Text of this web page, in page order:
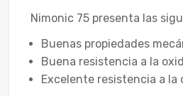
Nimonic 75 presenta las
Buenas propiedades
Buena resistencia a la
Excelente resistencia a la